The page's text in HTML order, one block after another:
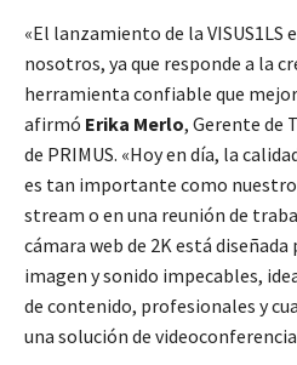
«El lanzamiento de la VISUS1LS
nosotros, ya que responde a la
herramienta confiable que
afirmó Erika Merlo, Gerente de
de PRIMUS. «Hoy en día, la
es tan importante como nuestro
stream o en una reunión de
cámara web de 2K está
imagen y sonido impecables,
de contenido, profesionales y
una solución de